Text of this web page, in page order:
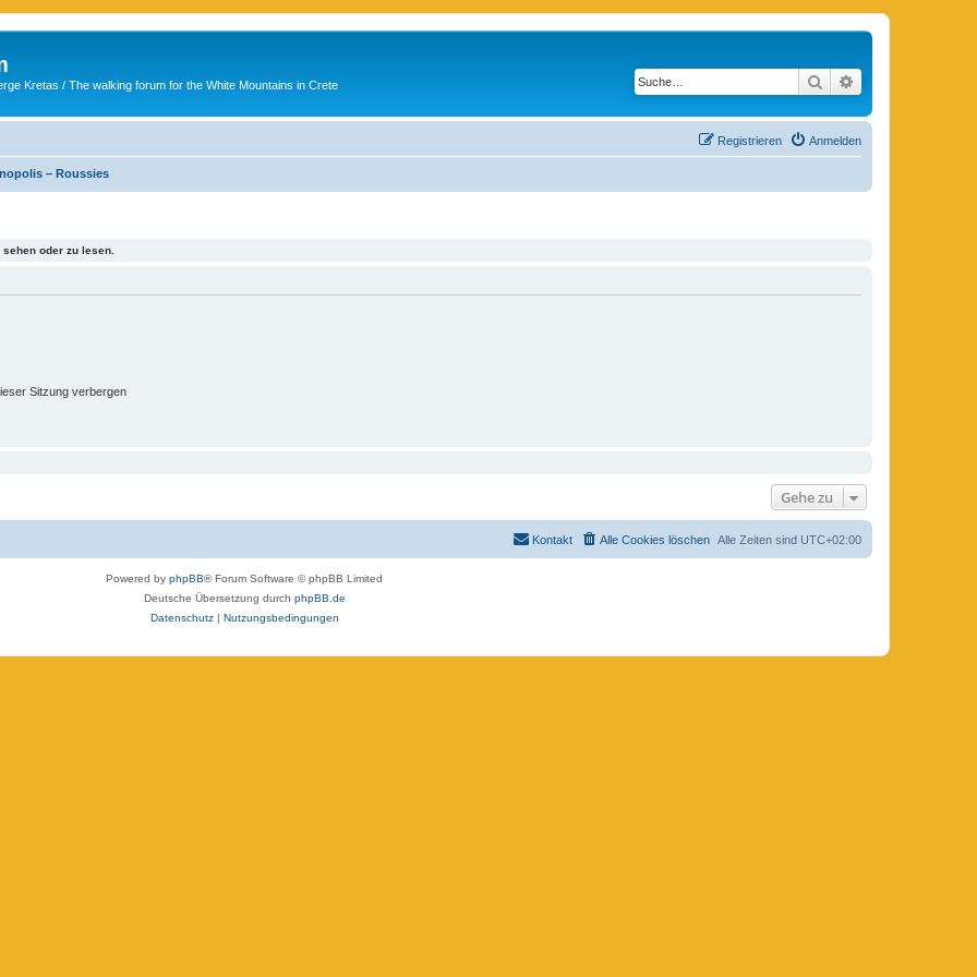
Kretas / The walking forum for the White Mountains in Crete Suche
Anmelden
Registrieren
– Roussies
oder zu lesen.
Sitzung verbergen
Gehe zu
Alle Zeiten sind UTC+02:00
Alle Cookies löschen
Kontakt
Powered by phpBB® Forum Software © phpBB Limited
Deutsche Übersetzung durch phpBB.de
Datenschutz| Nutzungsbedingungen